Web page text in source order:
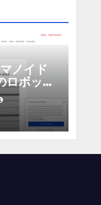
ノイド
ロボット
ンドに |